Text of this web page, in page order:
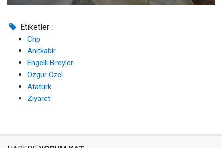
Etiketler :
Chp
Anıtkabir
Engelli Bireyler
Özgür Özel
Atatürk
Ziyaret